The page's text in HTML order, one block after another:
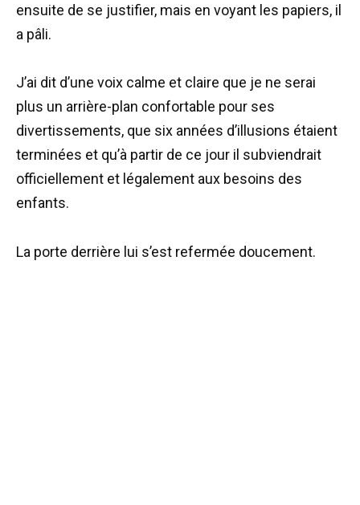
ensuite de se justifier, mais en voyant les papiers, il
a pâli.
J’ai dit d’une voix calme et claire que je ne serai
plus un arrière-plan confortable pour ses
divertissements, que six années d’illusions étaient
terminées et qu’à partir de ce jour il subviendrait
officiellement et légalement aux besoins des
enfants.
La porte derrière lui s’est refermée doucement.